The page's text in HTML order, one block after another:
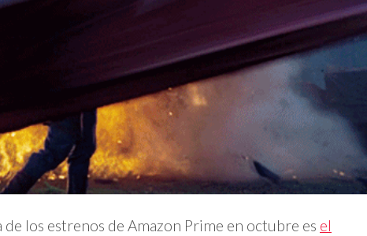
de los estrenos de Amazon Prime en octubre es el